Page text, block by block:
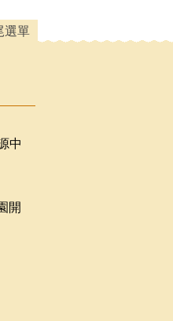
選單
中
開